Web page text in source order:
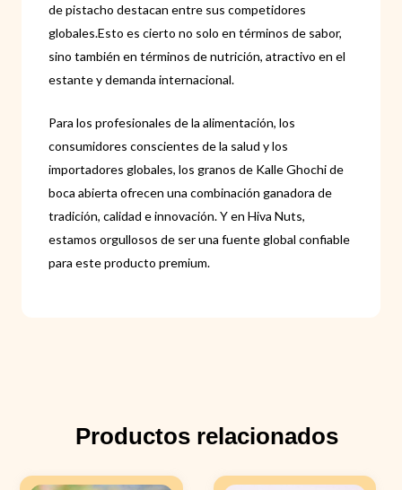
de pistacho destacan entre sus competidores
globales.Esto es cierto no solo en términos de sabor,
sino también en términos de nutrición, atractivo en el
estante y demanda internacional.
Para los profesionales de la alimentación, los
consumidores conscientes de la salud y los
importadores globales, los granos de Kalle Ghochi de
boca abierta ofrecen una combinación ganadora de
tradición, calidad e innovación. Y en Hiva Nuts,
estamos orgullosos de ser una fuente global confiable
para este producto premium.
Productos relacionados